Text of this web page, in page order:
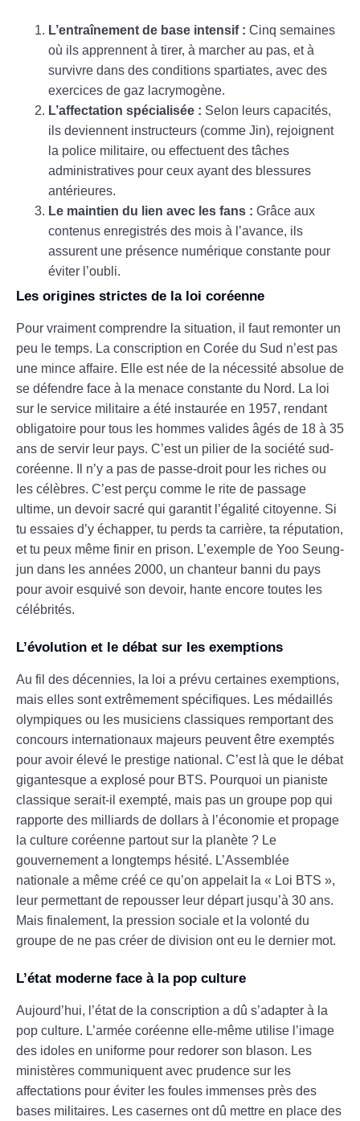
L’entraînement de base intensif : Cinq semaines
où ils apprennent à tirer, à marcher au pas, et à
survivre dans des conditions spartiates, avec des
exercices de gaz lacrymogène.
L’affectation spécialisée : Selon leurs capacités,
ils deviennent instructeurs (comme Jin), rejoignent
la police militaire, ou effectuent des tâches
administratives pour ceux ayant des blessures
antérieures.
Le maintien du lien avec les fans : Grâce aux
contenus enregistrés des mois à l’avance, ils
assurent une présence numérique constante pour
éviter l’oubli.
Les origines strictes de la loi coréenne
Pour vraiment comprendre la situation, il faut remonter un
peu le temps. La conscription en Corée du Sud n’est pas
une mince affaire. Elle est née de la nécessité absolue de
se défendre face à la menace constante du Nord. La loi
sur le service militaire a été instaurée en 1957, rendant
obligatoire pour tous les hommes valides âgés de 18 à 35
ans de servir leur pays. C’est un pilier de la société sud-
coréenne. Il n’y a pas de passe-droit pour les riches ou
les célèbres. C’est perçu comme le rite de passage
ultime, un devoir sacré qui garantit l’égalité citoyenne. Si
tu essaies d’y échapper, tu perds ta carrière, ta réputation,
et tu peux même finir en prison. L’exemple de Yoo Seung-
jun dans les années 2000, un chanteur banni du pays
pour avoir esquivé son devoir, hante encore toutes les
célébrités.
L’évolution et le débat sur les exemptions
Au fil des décennies, la loi a prévu certaines exemptions,
mais elles sont extrêmement spécifiques. Les médaillés
olympiques ou les musiciens classiques remportant des
concours internationaux majeurs peuvent être exemptés
pour avoir élevé le prestige national. C’est là que le débat
gigantesque a explosé pour BTS. Pourquoi un pianiste
classique serait-il exempté, mais pas un groupe pop qui
rapporte des milliards de dollars à l’économie et propage
la culture coréenne partout sur la planète ? Le
gouvernement a longtemps hésité. L’Assemblée
nationale a même créé ce qu’on appelait la « Loi BTS »,
leur permettant de repousser leur départ jusqu’à 30 ans.
Mais finalement, la pression sociale et la volonté du
groupe de ne pas créer de division ont eu le dernier mot.
L’état moderne face à la pop culture
Aujourd’hui, l’état de la conscription a dû s’adapter à la
pop culture. L’armée coréenne elle-même utilise l’image
des idoles en uniforme pour redorer son blason. Les
ministères communiquent avec prudence sur les
affectations pour éviter les foules immenses près des
bases militaires. Les casernes ont dû mettre en place des